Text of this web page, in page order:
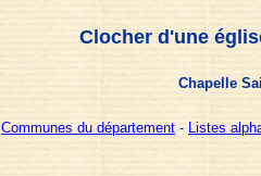
Clocher d'une
Chapelle
Communes du département - Listes